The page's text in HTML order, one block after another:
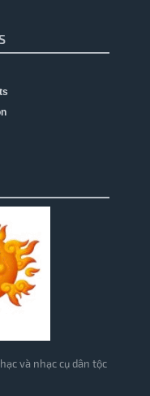
và nhạc cụ dân tộc